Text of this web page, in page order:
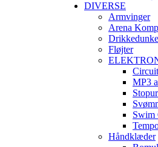
DIVERSE
Armvinger
Arena
Drikkedunke
Fløjter
MP3
Swim
Håndklæder